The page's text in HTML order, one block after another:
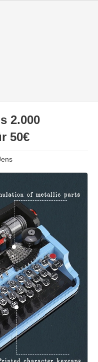
2.000
50€